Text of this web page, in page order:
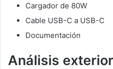
Cargador de 80W
Cable USB-C a USB-C
Documentación
Análisis exterior